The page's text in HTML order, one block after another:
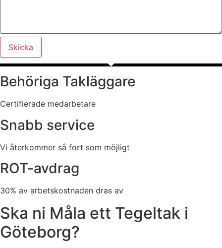
Skicka
Behöriga Takläggare
Certifierade medarbetare
Snabb service
Vi återkommer så fort som möjligt
ROT-avdrag
30% av arbetskostnaden dras av
Ska ni Måla ett Tegeltak i
Göteborg?